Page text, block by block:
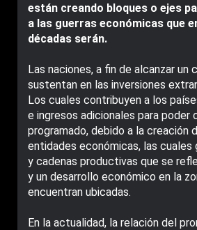
están creando bloques o ejes
a las guerras económicas que
décadas serán.
Las naciones, a fin de alcanzar un
sustentan en las inversiones
Los cuales contribuyen a los
e ingresos adicionales para poder
programado, debido a la creación
entidades económicas, las cuales
y cadenas productivas que se
y un desarrollo económico en la
encuentran ubicadas.
En la actualidad, la relación del